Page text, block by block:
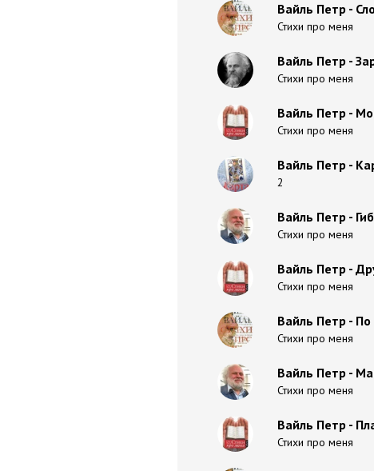
Вайль Петр -
Стихи про меня
Вайль Петр -
Стихи про меня
Вайль Петр -
Стихи про меня
Вайль Петр -
2
Вайль Петр -
Стихи про меня
Вайль Петр -
Стихи про меня
Вайль Петр -
Стихи про меня
Вайль Петр -
Стихи про меня
Вайль Петр -
Стихи про меня